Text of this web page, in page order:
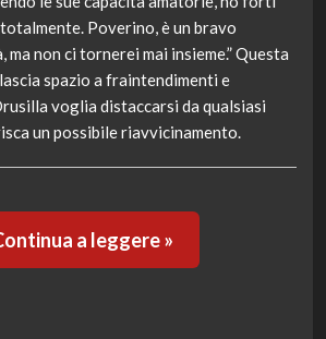
Poverino, è un bravo
ma non ci tornerei mai insieme.” Questa
spazio a fraintendimenti e
voglia distaccarsi da qualsiasi
un possibile riavvicinamento.
a leggere »